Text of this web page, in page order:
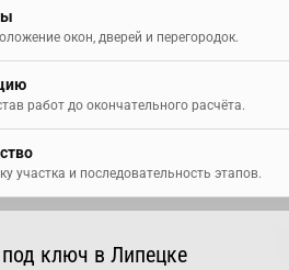
окон, дверей и перегородок.
работ до окончательного расчёта.
участка и последовательность этапов.
ключ в Липецке